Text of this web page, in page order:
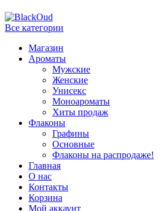
Все категории
Магазин
Ароматы
Мужские
Женские
Унисекс
Моноароматы
Хиты продаж
Флаконы
Графины
Основные
Флаконы на распродаже!
Главная
О нас
Контакты
Корзина
Мой аккаунт